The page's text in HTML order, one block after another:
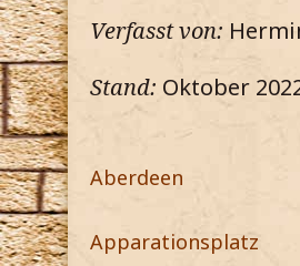
Verfasst von:
Stand: Oktober
Aberdeen
Apparationsplatz